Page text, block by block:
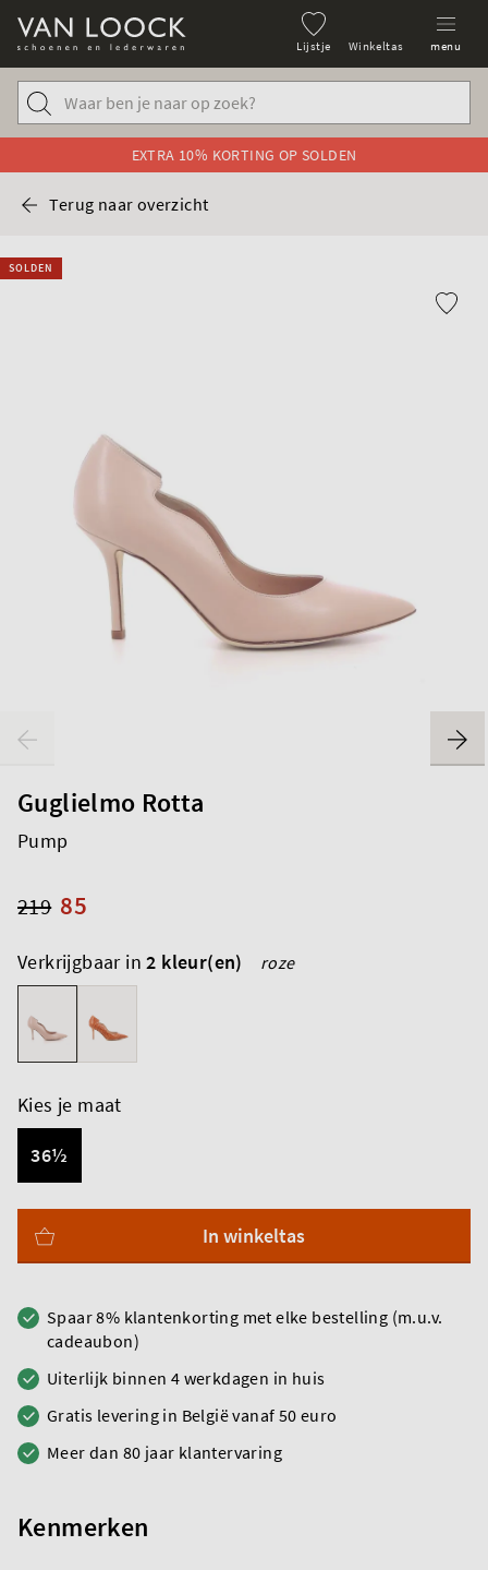
Lijstje Winkeltas menu
EXTRA 10% KORTING OP SOLDEN
Terug naar overzicht
SOLDEN
Guglielmo Rotta
Pump
85
219
Verkrijgbaar in2 kleur(en) roze
Kies je maat
36½
In winkeltas
Spaar 8% klantenkorting met elke bestelling (m.u.v.
cadeaubon)
Uiterlijk binnen 4 werkdagen in huis
Gratis levering in België vanaf 50 euro
Meer dan 80 jaar klantervaring
Kenmerken